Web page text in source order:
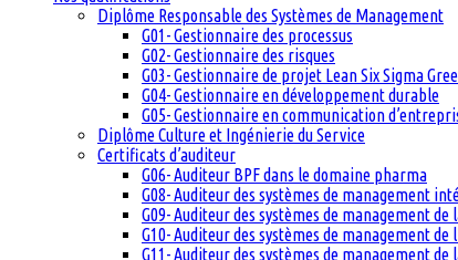
Diplôme Responsable des Systèmes de Management
G01- Gestionnaire des processus
G02- Gestionnaire des risques
G03- Gestionnaire de projet Lean Six Sigma
G04- Gestionnaire en développement durable
G05- Gestionnaire en communication
Diplôme Culture et Ingénierie du Service
Certificats d’auditeur
G06- Auditeur BPF dans le domaine pharma
G08- Auditeur des systèmes de management
G09- Auditeur des systèmes de management de
G10- Auditeur des systèmes de management de
G11- Auditeur des systèmes de management